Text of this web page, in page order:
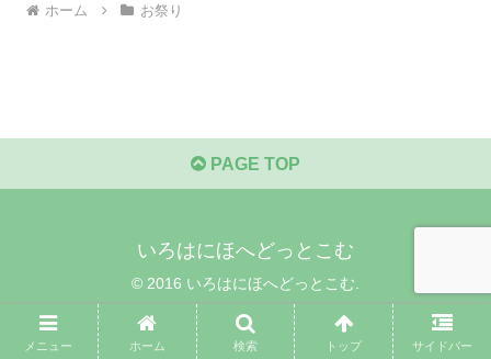
ホーム お祭り
PAGE TOP
いろはにほへどっとこむ
© 2016 いろはにほへどっとこむ.
メニュー ホーム 検索 トップ サイドバー